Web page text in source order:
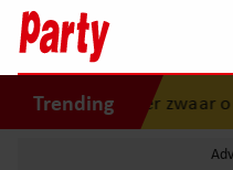
Trending
zwaar ongeluk: